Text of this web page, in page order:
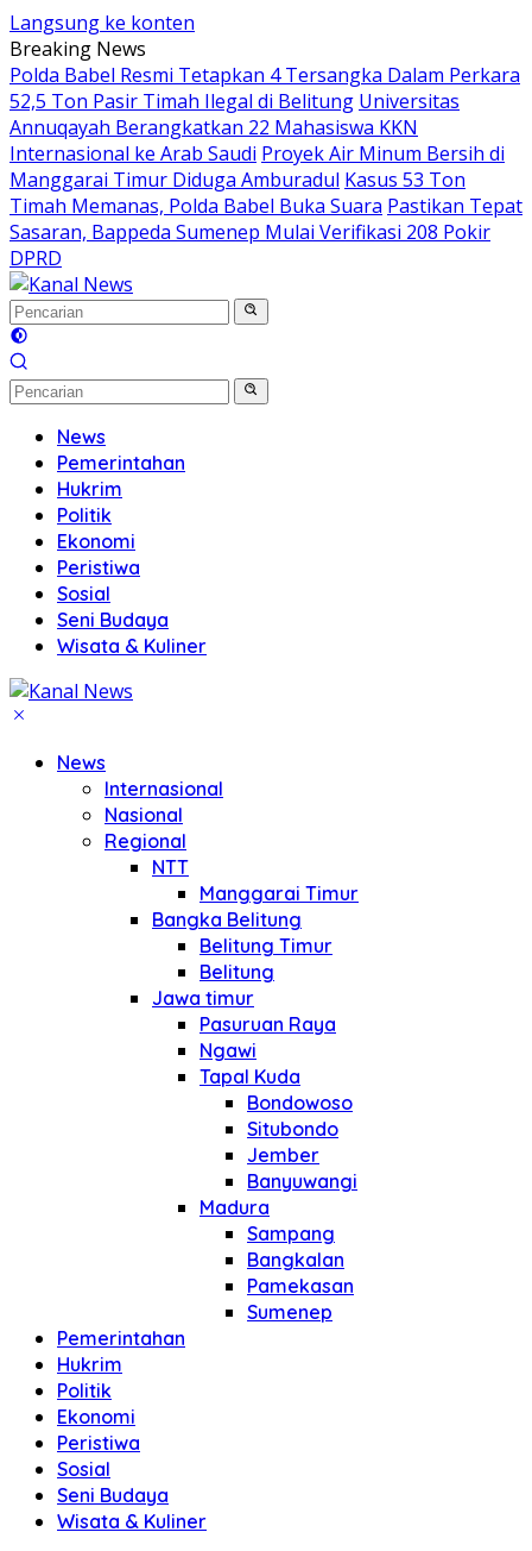
Langsung ke konten
Breaking News
Polda Babel Resmi Tetapkan 4 Tersangka Dalam Perkara
52,5 Ton Pasir Timah Ilegal di Belitung Universitas
Annuqayah Berangkatkan 22 Mahasiswa KKN
Internasional ke Arab Saudi Proyek Air Minum Bersih di
Manggarai Timur Diduga Amburadul Kasus 53 Ton
Timah Memanas, Polda Babel Buka Suara Pastikan Tepat
Sasaran, Bappeda Sumenep Mulai Verifikasi 208 Pokir
DPRD
News
Pemerintahan
Hukrim
Politik
Ekonomi
Peristiwa
Sosial
Seni Budaya
Wisata & Kuliner
News
Internasional
Nasional
Regional
NTT
Manggarai Timur
Bangka Belitung
Belitung Timur
Belitung
Jawa timur
Pasuruan Raya
Ngawi
Tapal Kuda
Bondowoso
Situbondo
Jember
Banyuwangi
Madura
Sampang
Bangkalan
Pamekasan
Sumenep
Pemerintahan
Hukrim
Politik
Ekonomi
Peristiwa
Sosial
Seni Budaya
Wisata & Kuliner